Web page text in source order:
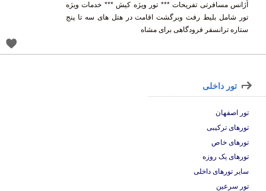
آژانس مسافرتی تفریحات *** تور ویژه کیش *** خدمات ویژه
تور شامل بلیط رفت وبرگشت اقامت در هتل های سه تا پنج
ستاره ترانسفر فرودگاهی برای مشاه
تور داخلی
تور اصفهان
تورهای ترکیبی
تورهای خاص
تورهای یک روزه
سایر تورهای داخلی
تور سرعین